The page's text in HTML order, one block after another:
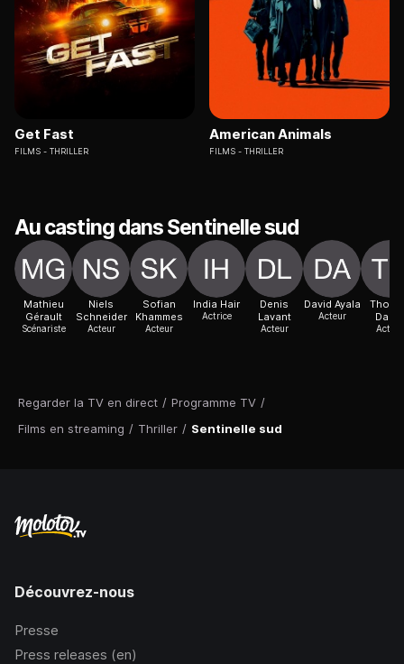
Regarder la TV en direct / Programme TV /
Films en streaming / Thriller / Sentinelle sud
Get Fast
FILMS THRILLER
American Animals
FILMS THRILLER
Au casting dans Sentinelle sud
Mathieu
Gérault
Scénariste
Niels
Schneider
Acteur
Sofian
Khammes
Acteur
India Hair
Actrice
Denis
Lavant
Acteur
David Ayala
Acteur
Daloz
Acteur
Découvrez-nous
Presse
Press releases (en)